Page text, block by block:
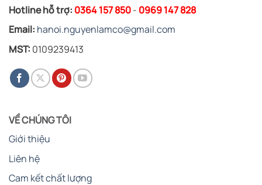
Hotline hỗ trợ: 0364 157 850- 0969 147 828
Email: hanoi.nguyenlamco@gmail.com
MST: 0109239413
VỀ CHÚNG TÔI
Giới thiệu
Liên hệ
Cam kết chất lượng